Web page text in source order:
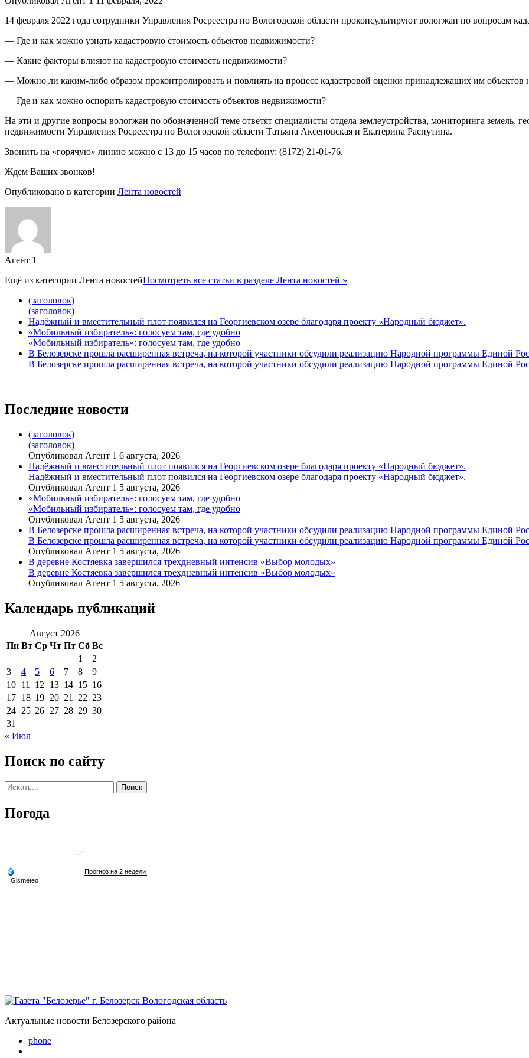
14 февраля 2022 года сотрудники Управления Росреестра по Вологодской области проконсультируют вологжан по вопросам
— Где и как можно узнать кадастровую стоимость объектов недвижимости?
— Какие факторы влияют на кадастровую стоимость недвижимости?
— Можно ли каким-либо образом проконтролировать и повлиять на процесс кадастровой оценки принадлежащих им объектов
— Где и как можно оспорить кадастровую стоимость объектов недвижимости?
На эти и другие вопросы вологжан по обозначенной теме ответят специалисты отдела землеустройства, мониторинга земель,
недвижимости Управления Росреестра по Вологодской области Татьяна Аксеновская и Екатерина Распутина.
Звонить на «горячую» линию можно с 13 до 15 часов по телефону: (8172) 21-01-76.
Ждем Ваших звонков!
Опубликовано в категории Лента новостей
Агент 1
Ещё из категории Лента новостейПосмотреть все статьи в разделе Лента новостей »
(заголовок)
(заголовок)
Надёжный и вместительный плот появился на Георгиевском озере благодаря проекту «Народный бюджет».
«Мобильный избиратель»: голосуем там, где удобно
«Мобильный избиратель»: голосуем там, где удобно
В Белозерске прошла расширенная встреча, на которой участники обсудили реализацию Народной программы Единой
В Белозерске прошла расширенная встреча, на которой участники обсудили реализацию Народной программы Единой
Последние новости
(заголовок)
(заголовок)
Опубликовал Агент 1 6 августа, 2026
Надёжный и вместительный плот появился на Георгиевском озере благодаря проекту «Народный бюджет».
Надёжный и вместительный плот появился на Георгиевском озере благодаря проекту «Народный бюджет».
Опубликовал Агент 1 5 августа, 2026
«Мобильный избиратель»: голосуем там, где удобно
«Мобильный избиратель»: голосуем там, где удобно
Опубликовал Агент 1 5 августа, 2026
В Белозерске прошла расширенная встреча, на которой участники обсудили реализацию Народной программы Единой
В Белозерске прошла расширенная встреча, на которой участники обсудили реализацию Народной программы Единой
Опубликовал Агент 1 5 августа, 2026
В деревне Костяевка завершился трехдневный интенсив «Выбор молодых»
В деревне Костяевка завершился трехдневный интенсив «Выбор молодых»
Опубликовал Агент 1 5 августа, 2026
Календарь публикаций
Август 2026
Пн Вт Ср Чт Пт Сб Вс
1
2
3
4 5 6 7 8
9
10 11 12 13 14 15 16
17 18 19 20 21 22 23
24 25 26 27 28 29 30
31
« Июл
Поиск по сайту
Погода
Актуальные новости Белозерского района
phone